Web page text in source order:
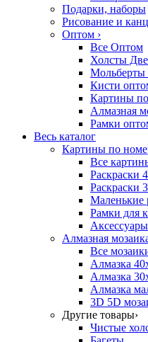
Подарки, наборы
Рисование и
Оптом ›
Все Оптом
Холсты
Мольберты
Кисти
Картины
Алмазная
Рамки
Весь каталог
Картины по
Все
Раскраски
Раскраски
Маленькие
Рамки для
Аксессуары
Алмазная
Все
Алмазка
Алмазка
Алмазка
3D 5D
Другие товары›
Чистые